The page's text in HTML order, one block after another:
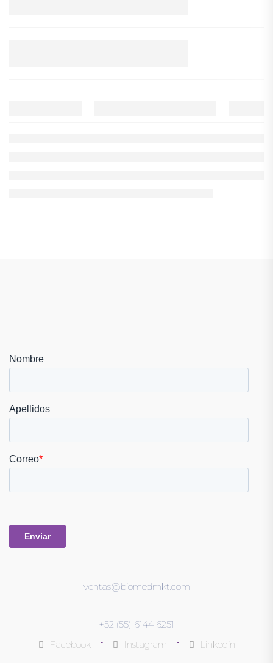
ventas@biomedmkt.com
+52 (55) 6144 6251
Facebook
• Instagram • Linkedin